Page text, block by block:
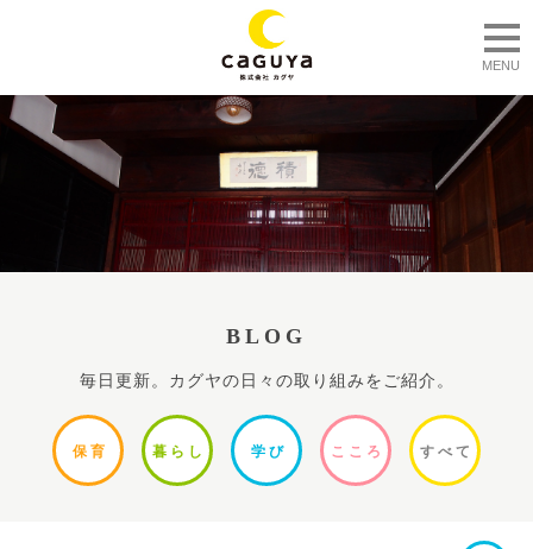
MENU
BLOG
毎日更新。カグヤの日々の取り組みをご紹介。
保 育 暮ら し 学 び ここ ろ すべて